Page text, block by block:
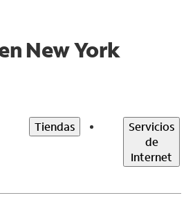
New York
Tiendas
Servicios
de
Internet